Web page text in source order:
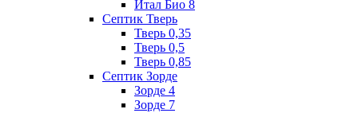
Итал Био 8
Септик Тверь
Тверь 0,35
Тверь 0,5
Тверь 0,85
Септик Зорде
Зорде 4
Зорде 7